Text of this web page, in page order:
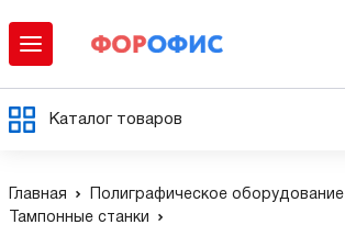
Каталог товаров
Главная
Полиграфическое оборудование
Тампонные станки